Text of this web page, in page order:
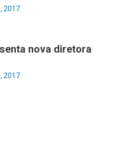
2017
nova diretora
2017